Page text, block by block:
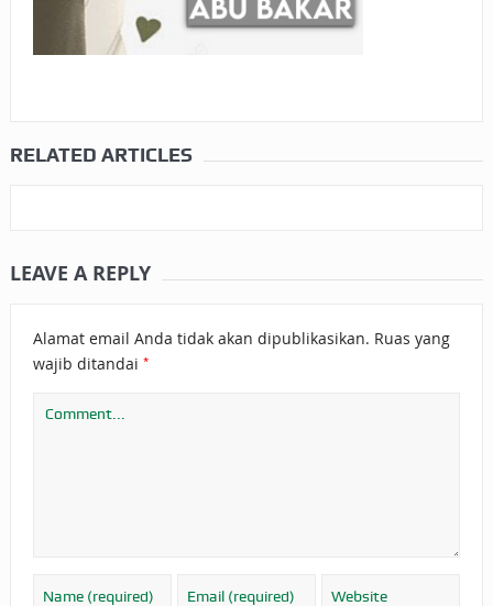
RELATED ARTICLES
LEAVE A REPLY
Alamat email Anda tidak akan dipublikasikan. Ruas yang
wajib ditandai *